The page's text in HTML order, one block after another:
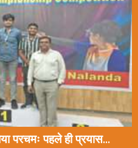
परचमः पहले ही प्रयास...